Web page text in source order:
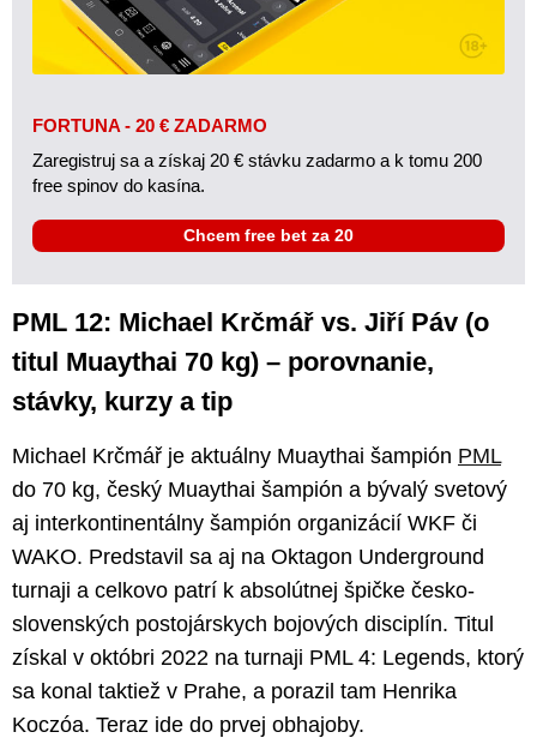
FORTUNA - 20 € ZADARMO
Zaregistruj sa a získaj 20 € stávku zadarmo a k tomu 200
free spinov do kasína.
Chcem free bet za 20
PML 12: Michael Krčmář vs. Jiří Páv (o
titul Muaythai 70 kg) – porovnanie,
stávky, kurzy a tip
Michael Krčmář je aktuálny Muaythai šampión PML
do 70 kg, český Muaythai šampión a bývalý svetový
aj interkontinentálny šampión organizácií WKF či
WAKO. Predstavil sa aj na Oktagon Underground
turnaji a celkovo patrí k absolútnej špičke česko-
slovenských postojárskych bojových disciplín. Titul
získal v októbri 2022 na turnaji PML 4: Legends, ktorý
sa konal taktiež v Prahe, a porazil tam Henrika
Koczóa. Teraz ide do prvej obhajoby.